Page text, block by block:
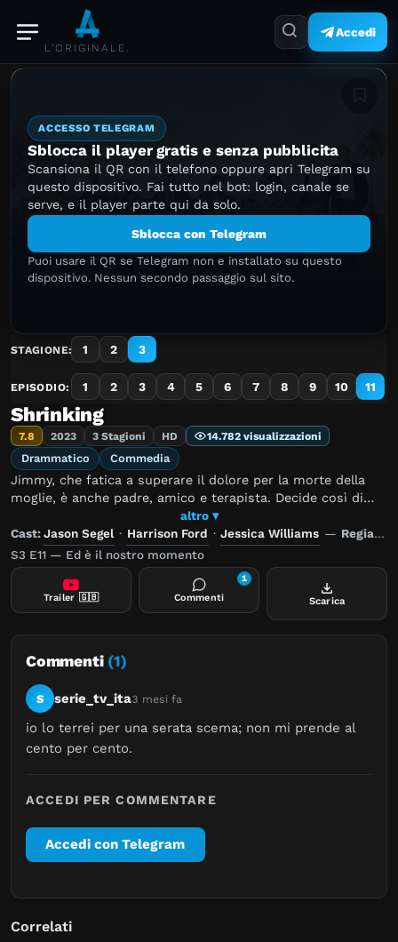
L'ORIGINALE.
Accedi
ACCESSO TELEGRAM
Sblocca il player gratis e senza pubblicita
Scansiona il QR con il telefono oppure apri Telegram su
questo dispositivo. Fai tutto nel bot: login, canale se
serve, e il player parte qui da solo.
Sblocca con Telegram
Puoi usare il QR se Telegram non e installato su questo
dispositivo. Nessun secondo passaggio sul sito.
STAGIONE: 1 2 3
EPISODIO: 1 2 3 4 5 6 7 8 9 10 11
Shrinking
7.8 2023 3 Stagioni HD 14.782 visualizzazioni
Drammatico Commedia
Jimmy, che fatica a superare il dolore per la morte della
moglie, è anche padre, amico e terapista. Decide così di
tentare un nuovo approccio con chiunque incontri:
sincerità, brutale e senza filtri. Migliorerà le cose... o
scatenerà un incredibile caos?
altro ▾
Cast:Jason Segel· Harrison Ford · Jessica Williams — Regia:
S3 E11 — Ed è il nostro momento
Trailer 🇬🇧 Commenti
1
Scarica
Commenti (1)
S serie_tv_ita3 mesi fa
io lo terrei per una serata scema; non mi prende al
cento per cento.
ACCEDI PER COMMENTARE
Accedi con Telegram
Correlati